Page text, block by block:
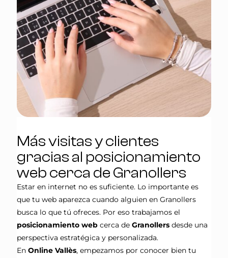
Más visitas y clientes
gracias al posicionamiento
web cerca de Granollers
Estar en internet no es suficiente. Lo importante es
que tu web aparezca cuando alguien en Granollers
busca lo que tú ofreces. Por eso trabajamos el
posicionamiento web cerca de Granollers desde una
perspectiva estratégica y personalizada.
En Online Vallès, empezamos por conocer bien tu